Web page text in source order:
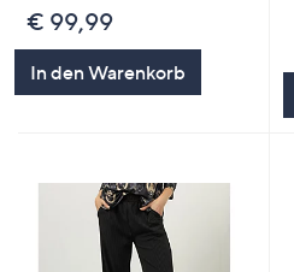
€ 99,99
In den Warenkorb